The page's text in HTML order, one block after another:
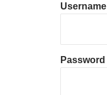
Username
Password